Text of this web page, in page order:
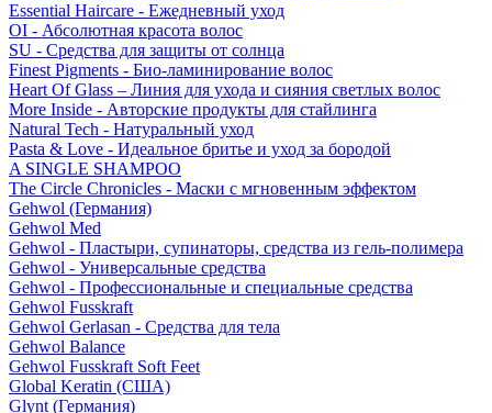
Essential Haircare - Eжедневный уход
OI - Абсолютная красота волос
SU - Средства для защиты от солнца
Finest Pigments - Био-ламинирование волос
Heart Of Glass – Линия для ухода и сияния светлых волос
More Inside - Авторские продукты для стайлинга
Natural Tech - Натуральный уход
Pasta & Love - Идеальное бритье и уход за бородой
A SINGLE SHAMPOO
The Circle Chronicles - Маски с мгновенным эффектом
Gehwol (Германия)
Gehwol Med
Gehwol - Пластыри, супинаторы, средства из гель-полимера
Gehwol - Универсальные средства
Gehwol - Профессиональные и специальные средства
Gehwol Fusskraft
Gehwol Gerlasan - Средства для тела
Gehwol Balance
Gehwol Fusskraft Soft Feet
Global Keratin (США)
Glynt (Германия)